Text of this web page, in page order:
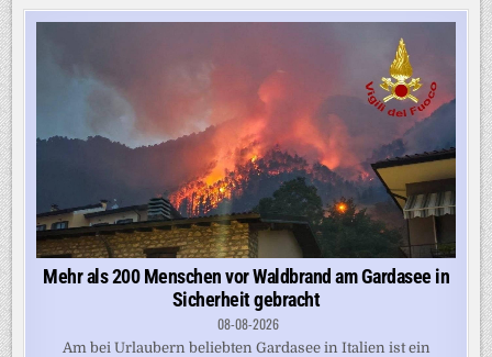
Mehr als 200 Menschen vor Waldbrand am Gardasee in
Sicherheit gebracht
08-08-2026
Am bei Urlaubern beliebten Gardasee in Italien ist ein